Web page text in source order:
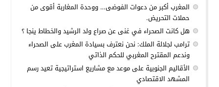
المغرب أكبر من دعوات الفوضى… ووحدة المغاربة أقوى من
حملات التحريض.
هل كانت الصحراء في غنى عن صراع ولد الرشيد والخطاط ينجا ؟
ترامب لجلالة الملك: نحن نعترف بسيادة المغرب على الصحراء
وندعم المقترح المغربي للحكم الذاتي
الأقاليم الجنوبية على موعد مع مشاريع استراتيجية تعيد رسم
المشهد الاقتصادي